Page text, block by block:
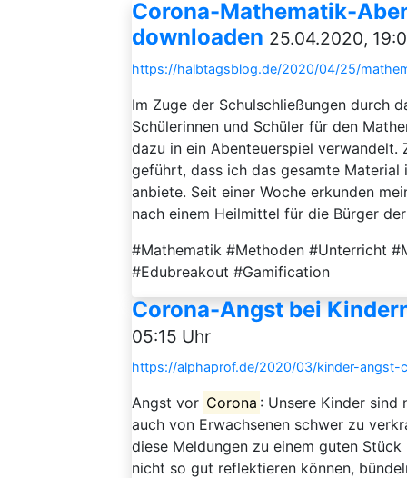
Corona-Mathematik-
downloaden 25.04.2020,
https://halbtagsblog.de/2020/04/25/
Im Zuge der Schulschließungen durch
Schülerinnen und Schüler für den
dazu in ein Abenteuerspiel verwandelt.
geführt, dass ich das gesamte
anbiete. Seit einer Woche erkunden
nach einem Heilmittel für die Bürger
#Mathematik #Methoden #Unterricht
#Edubreakout #Gamification
Corona-Angst bei
05:15 Uhr
https://alphaprof.de/2020/03/kinder-angst-
Angst vor Corona : Unsere Kinder
auch von Erwachsenen schwer zu
diese Meldungen zu einem guten
nicht so gut reflektieren können,